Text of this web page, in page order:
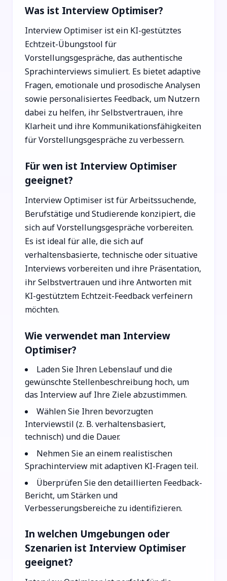
Was ist Interview Optimiser?
Interview Optimiser ist ein KI-gestütztes
Echtzeit-Übungstool für
Vorstellungsgespräche, das authentische
Sprachinterviews simuliert. Es bietet adaptive
Fragen, emotionale und prosodische Analysen
sowie personalisiertes Feedback, um Nutzern
dabei zu helfen, ihr Selbstvertrauen, ihre
Klarheit und ihre Kommunikationsfähigkeiten
für Vorstellungsgespräche zu verbessern.
Für wen ist Interview Optimiser
geeignet?
Interview Optimiser ist für Arbeitssuchende,
Berufstätige und Studierende konzipiert, die
sich auf Vorstellungsgespräche vorbereiten.
Es ist ideal für alle, die sich auf
verhaltensbasierte, technische oder situative
Interviews vorbereiten und ihre Präsentation,
ihr Selbstvertrauen und ihre Antworten mit
KI-gestütztem Echtzeit-Feedback verfeinern
möchten.
Wie verwendet man Interview
Optimiser?
Laden Sie Ihren Lebenslauf und die
gewünschte Stellenbeschreibung hoch, um
das Interview auf Ihre Ziele abzustimmen.
Wählen Sie Ihren bevorzugten
Interviewstil (z. B. verhaltensbasiert,
technisch) und die Dauer.
Nehmen Sie an einem realistischen
Sprachinterview mit adaptiven KI-Fragen teil.
Überprüfen Sie den detaillierten Feedback-
Bericht, um Stärken und
Verbesserungsbereiche zu identifizieren.
In welchen Umgebungen oder
Szenarien ist Interview Optimiser
geeignet?